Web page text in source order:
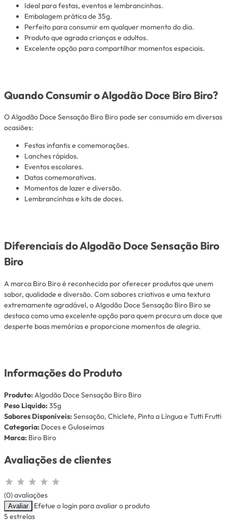
Ideal para festas, eventos e lembrancinhas.
Embalagem prática de 35g.
Perfeito para consumir em qualquer momento do dia.
Produto que agrada crianças e adultos.
Excelente opção para compartilhar momentos especiais.
Quando Consumir o Algodão Doce Biro Biro?
O Algodão Doce Sensação Biro Biro pode ser consumido em diversas
ocasiões:
Festas infantis e comemorações.
Lanches rápidos.
Eventos escolares.
Datas comemorativas.
Momentos de lazer e diversão.
Lembrancinhas e kits de doces.
Diferenciais do Algodão Doce Sensação Biro
Biro
A marca Biro Biro é reconhecida por oferecer produtos que unem
sabor, qualidade e diversão. Com sabores criativos e uma textura
extremamente agradável, o Algodão Doce Sensação Biro Biro se
destaca como uma excelente opção para quem procura um doce que
desperte boas memórias e proporcione momentos de alegria.
Informações do Produto
Produto:Algodão Doce Sensação Biro Biro
Peso Líquido:35g
Sabores Disponíveis:Sensação, Chiclete, Pinta a Língua e Tutti Frutti
Categoria: Doces e Guloseimas
Marca: Biro Biro
Avaliações de clientes
(0) avaliações
Avaliar
Efetue o login para avaliar o produto
5 estrelas